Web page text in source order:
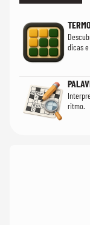
TERMO
dicas
ritmo.